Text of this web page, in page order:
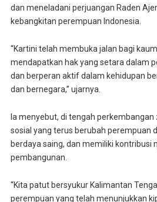
dan meneladani perjuangan Raden
kebangkitan perempuan Indonesia.
“Kartini telah membuka jalan bagi
mendapatkan hak yang setara dalam
dan berperan aktif dalam kehidupan
dan bernegara,” ujarnya.
Ia menyebut, di tengah
sosial yang terus berubah perempuan
berdaya saing, dan memiliki kontribusi
pembangunan.
“Kita patut bersyukur Kalimantan
perempuan yang telah menunjukkan